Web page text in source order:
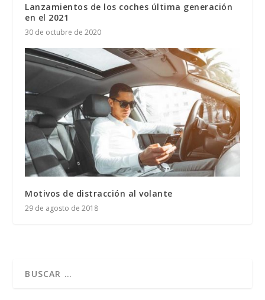
Lanzamientos de los coches última generación
en el 2021
30 de octubre de 2020
Motivos de distracción al volante
29 de agosto de 2018